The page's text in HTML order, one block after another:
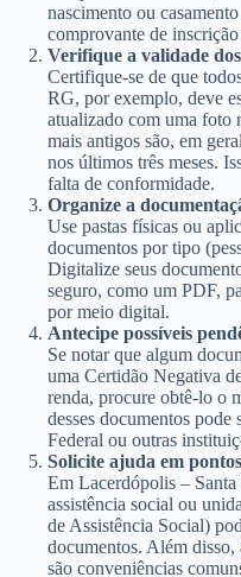
nascimento ou
comprovante de
Verifique a validade
Certifique-se de que
RG, por exemplo, deve
atualizado com uma foto
mais antigos são, em
nos últimos três meses.
falta de conformidade.
Organize a
Use pastas físicas ou
documentos por tipo
Digitalize seus
seguro, como um PDF,
por meio digital.
Antecipe possíveis
Se notar que algum
uma Certidão Negativa
renda, procure obtê-lo o
desses documentos
Federal ou outras
Solicite ajuda em
Em Lacerdópolis –
assistência social ou
de Assistência Social)
documentos. Além disso,
são conveniências